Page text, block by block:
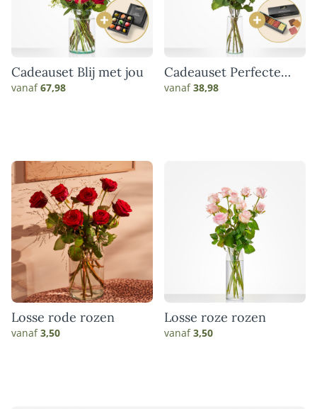
Cadeauset Blij met jou
vanaf67,98
Cadeauset Perfecte
match
vanaf38,98
Losse rode rozen
vanaf3,50
Losse roze rozen
vanaf3,50